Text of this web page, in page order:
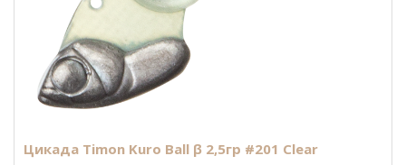
Цикада Timon Kuro Ball β 2,5гр #201 Clear